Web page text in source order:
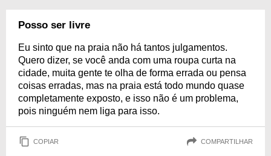
Posso ser livre
Eu sinto que na praia não há tantos julgamentos.
Quero dizer, se você anda com uma roupa curta na
cidade, muita gente te olha de forma errada ou pensa
coisas erradas, mas na praia está todo mundo quase
completamente exposto, e isso não é um problema,
pois ninguém nem liga para isso.
COPIAR COMPARTILHAR